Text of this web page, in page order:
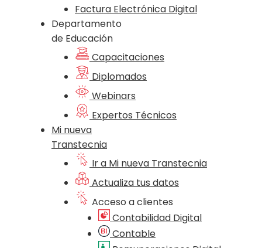
Factura Electrónica Digital
Departamento
de Educación
Capacitaciones
Diplomados
Webinars
Expertos Técnicos
Mi nueva
Transtecnia
Ir a Mi nueva Transtecnia
Actualiza tus datos
Acceso a clientes
Contabilidad Digital
Contable